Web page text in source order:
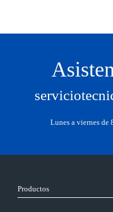
Lunes a viernes de
Productos